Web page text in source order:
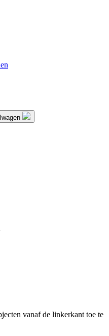
vanaf de linkerkant toe te